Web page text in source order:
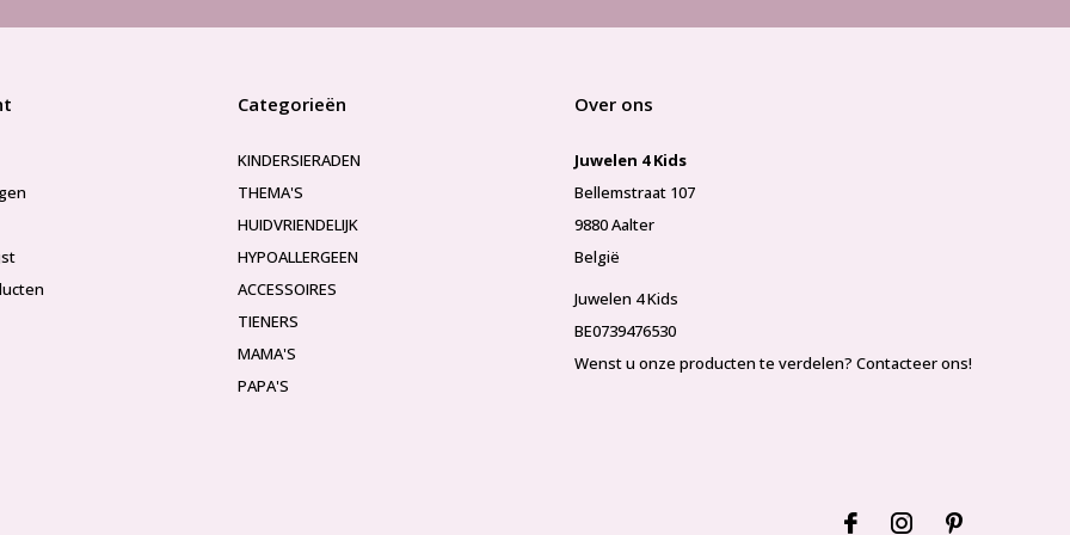
Categorieën
KINDERSIERADEN
THEMA'S
HUIDVRIENDELIJK
HYPOALLERGEEN
ACCESSOIRES
TIENERS
MAMA'S
PAPA'S
Over ons
Juwelen 4 Kids
Bellemstraat 107
9880 Aalter
België
Juwelen 4 Kids
BE0739476530
Wenst u onze producten te verdelen? Contacteer ons!